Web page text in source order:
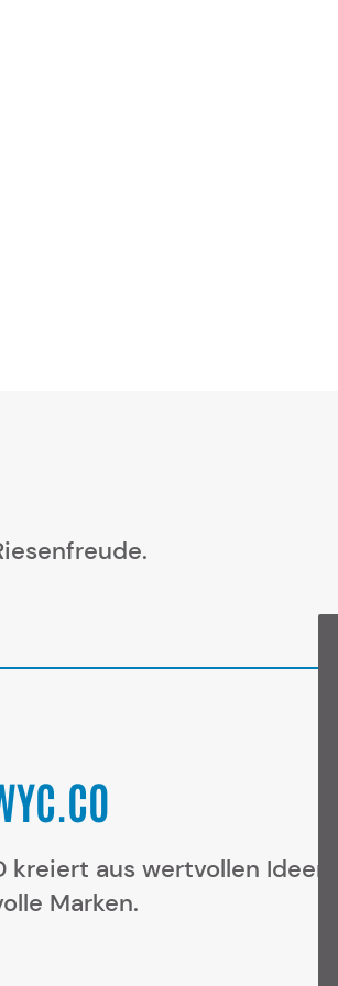
kreiert aus wertvollen Ideen
Marken.